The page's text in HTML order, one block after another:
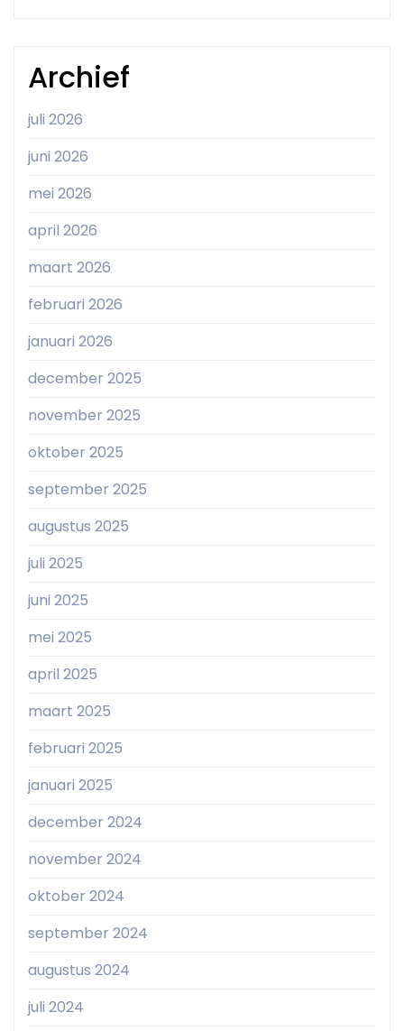
Archief
juli 2026
juni 2026
mei 2026
april 2026
maart 2026
februari 2026
januari 2026
december 2025
november 2025
oktober 2025
september 2025
augustus 2025
juli 2025
juni 2025
mei 2025
april 2025
maart 2025
februari 2025
januari 2025
december 2024
november 2024
oktober 2024
september 2024
augustus 2024
juli 2024